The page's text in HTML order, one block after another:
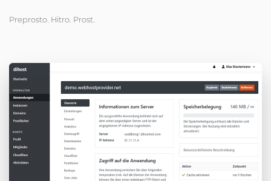
Preprosto. Hitro. Prost.